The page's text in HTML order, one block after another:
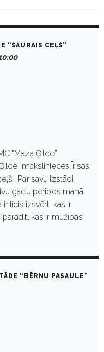
“ŠAURAIS CEĻŠ”
“Mazā Ģilde”
mākslinieces Īrisas
Par savu izstādi
gadu periods manā
licis izsvērt, kas ir
kas ir mūžības
“BĒRNU PASAULE”